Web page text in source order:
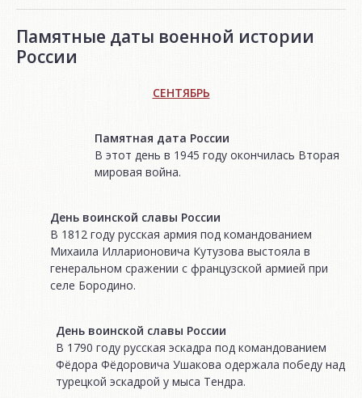
Памятные даты военной истории
России
СЕНТЯБРЬ
Памятная дата России
В этот день в 1945 году окончилась Вторая
мировая война.
День воинской славы России
В 1812 году русская армия под командованием
Михаила Илларионовича Кутузова выстояла в
генеральном сражении с французской армией при
селе Бородино.
День воинской славы России
В 1790 году русская эскадра под командованием
Фёдора Фёдоровича Ушакова одержала победу над
турецкой эскадрой у мыса Тендра.